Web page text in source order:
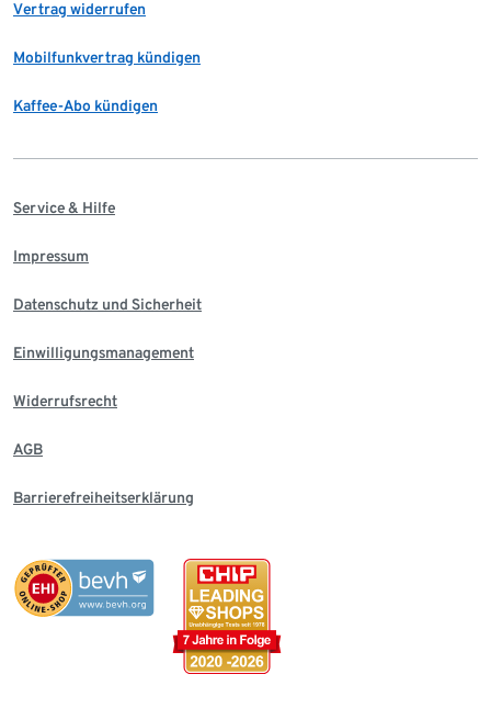
Vertrag widerrufen
Mobilfunkvertrag kündigen
Kaffee-Abo kündigen
Service & Hilfe
Impressum
Datenschutz und Sicherheit
Einwilligungsmanagement
Widerrufsrecht
AGB
Barrierefreiheitserklärung